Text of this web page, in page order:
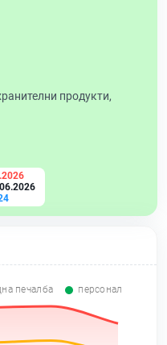
продукти,
печалба персонал